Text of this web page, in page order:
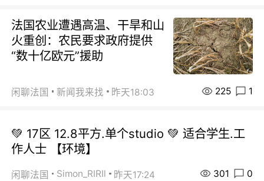
法国农业遭遇高温、干旱和山
火重创：农民要求政府提供
“数十亿欧元”援助
闲聊法国 新闻我来找 昨天18:03 225 1
💚 17区 12.8平方.单个studio 💚 适合学生.工
作人士 【环境】
闲聊法国 Simon_RIRIl 昨天17:24 301 0